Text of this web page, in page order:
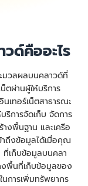
ด์คืออะไร
มวลผลบนคลาวด์ที่
ตผ่านผู้ให้บริการ
เทอร์เน็ตสาธารณะ
ริการจัดเก็บ จัดการ
งพื้นฐาน และเครือ
าถึงข้อมูลได้เมื่อคุณ
ที่เก็บข้อมูลบนคลา
งพื้นที่เก็บข้อมูลของ
การเพิ่มทรัพยากร